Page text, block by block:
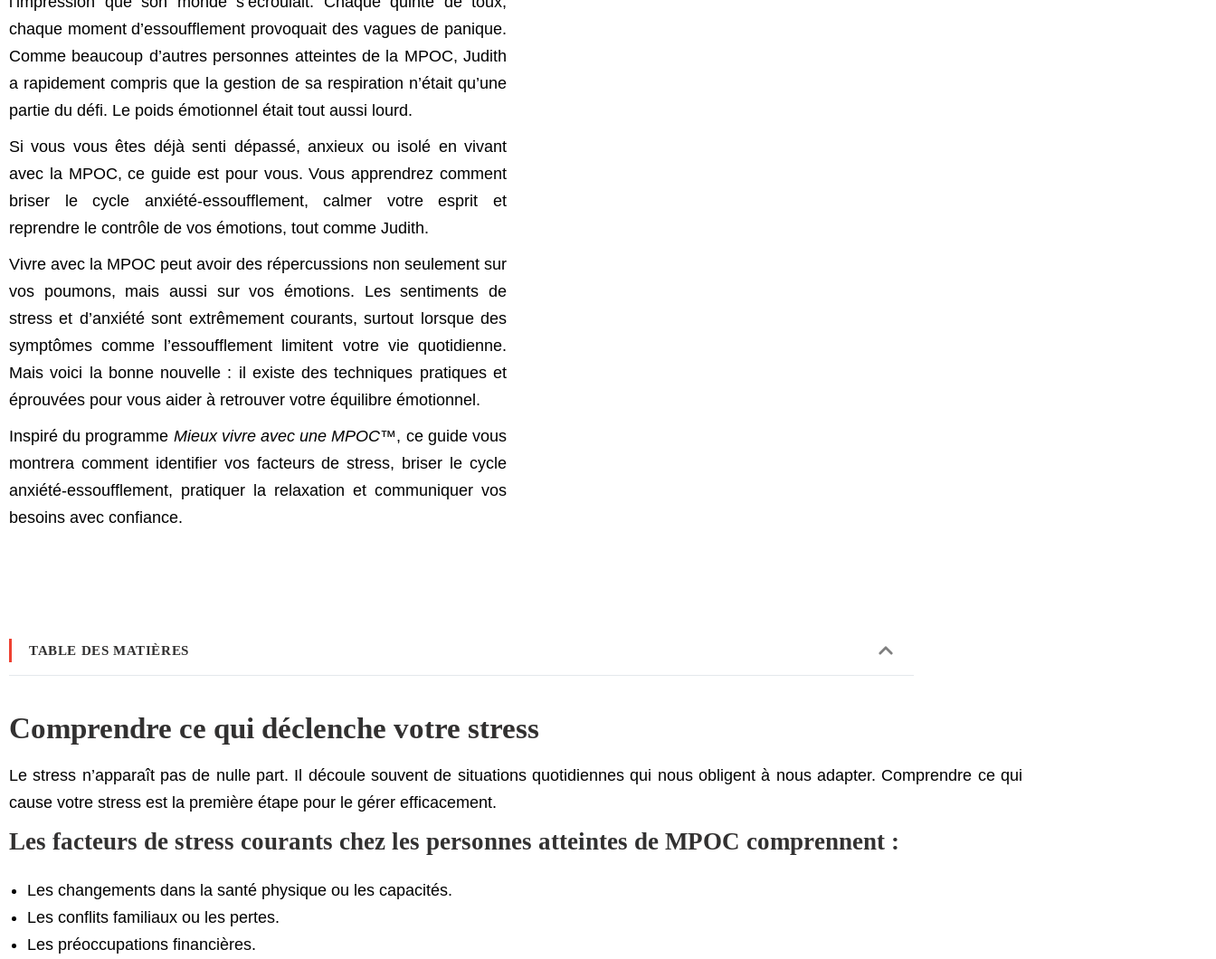
chaque moment d’essoufflement provoquait des vagues de panique.
Comme beaucoup d’autres personnes atteintes de la MPOC, Judith
a rapidement compris que la gestion de sa respiration n’était qu’une
partie du défi. Le poids émotionnel était tout aussi lourd.
Si vous vous êtes déjà senti dépassé, anxieux ou isolé en vivant
avec la MPOC, ce guide est pour vous. Vous apprendrez comment
briser le cycle anxiété-essoufflement, calmer votre esprit et
reprendre le contrôle de vos émotions, tout comme Judith.
Vivre avec la MPOC peut avoir des répercussions non seulement sur
vos poumons, mais aussi sur vos émotions. Les sentiments de
stress et d’anxiété sont extrêmement courants, surtout lorsque des
symptômes comme l’essoufflement limitent votre vie quotidienne.
Mais voici la bonne nouvelle : il existe des techniques pratiques et
éprouvées pour vous aider à retrouver votre équilibre émotionnel.
Inspiré du programme Mieux vivre avec une MPOC™, ce guide vous
montrera comment identifier vos facteurs de stress, briser le cycle
anxiété-essoufflement, pratiquer la relaxation et communiquer vos
besoins avec confiance.
TABLE DES MATIÈRES
Comprendre ce qui déclenche votre stress
Le stress n’apparaît pas de nulle part. Il découle souvent de situations quotidiennes qui nous obligent à nous adapter. Comprendre ce qui
cause votre stress est la première étape pour le gérer efficacement.
Les facteurs de stress courants chez les personnes atteintes de MPOC comprennent :
Les changements dans la santé physique ou les capacités.
Les conflits familiaux ou les pertes.
Les préoccupations financières.